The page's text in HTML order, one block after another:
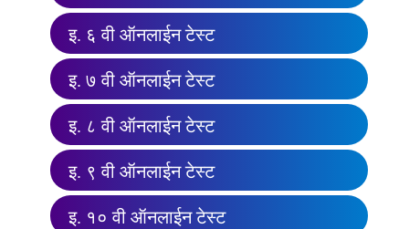
इ. ६ वी ऑनलाईन टेस्ट
इ. ७ वी ऑनलाईन टेस्ट
इ. ८ वी ऑनलाईन टेस्ट
इ. ९ वी ऑनलाईन टेस्ट
इ. १० वी ऑनलाईन टेस्ट